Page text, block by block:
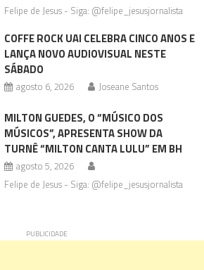
Felipe de Jesus - Siga: @felipe_jesusjornalista
COFFE ROCK UAI CELEBRA CINCO ANOS E
LANÇA NOVO AUDIOVISUAL NESTE
SÁBADO
agosto 6, 2026 Joseane Santos
MILTON GUEDES, O “MÚSICO DOS
MÚSICOS”, APRESENTA SHOW DA
TURNÊ “MILTON CANTA LULU” EM BH
agosto 5, 2026
Felipe de Jesus - Siga: @felipe_jesusjornalista